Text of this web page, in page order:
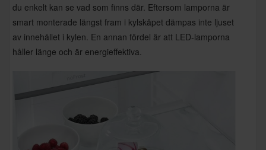
du enkelt kan se vad som finns där. Eftersom lamporna är
smart monterade längst fram i kylskåpet dämpas inte ljuset
av innehållet i kylen. En annan fördel är att LED-lamporna
håller länge och är energieffektiva.